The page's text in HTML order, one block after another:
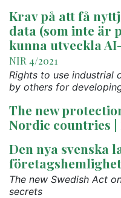
Krav på att få
data (som inte är
kunna utveckla
NIR 4/2021
Rights to use industrial
by others for
The new
Nordic countries |
Den nya svenska
The new Swedish Act
secrets